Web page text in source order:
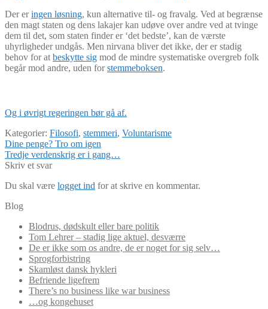
Der eringen løsning, kun alternative til- og fravalg. Ved at begrænse
den magt staten og dens lakajer kan udøve over andre ved at tvinge
dem til det, som staten finder er ‘det bedste’, kan de værste
uhyrligheder undgås. Men nirvana bliver det ikke, der er stadig
behov for at beskytte sig mod de mindre systematiske overgreb folk
begår mod andre, uden forstemmeboksen.
Og i øvrigt regeringen bør gå af.
Kategorier: Filosofi, stemmeri, Voluntarisme
Indlægsnavigation
Forrige
indlæg:
Dine penge? Tro om igen
Næste
indlæg:
Tredje verdenskrig er i gang…
Skriv et svar
Du skal være logget ind for at skrive en kommentar.
Blog
Blodrus, dødskult eller bare politik
Tom Lehrer – stadig lige aktuel, desværre
De er ikke som os andre, de er noget for sig selv…
Sprogforbistring
Skamløst dansk hykleri
Befriende ligefrem
There’s no business like war business
…og kongehuset